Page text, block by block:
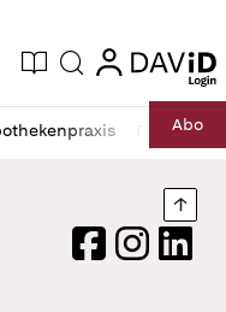
Ausgabe
Suche login
login
RechtAbo
FacebookInstagram